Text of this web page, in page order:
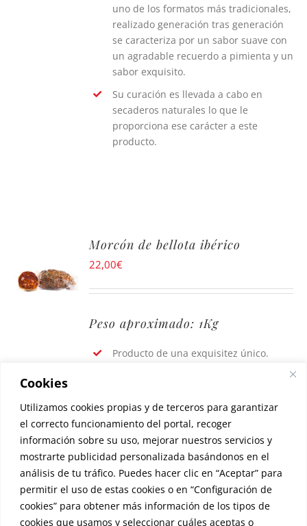
Cookies
Utilizamos cookies propias y de terceros para garantizar
el correcto funcionamiento del portal, recoger
información sobre su uso, mejorar nuestros servicios y
mostrarte publicidad personalizada basándonos en el
análisis de tu tráfico. Puedes hacer clic en “Aceptar” para
permitir el uso de estas cookies o en “Configuración de
cookies” para obtener más información de los tipos de
cookies que usamos y seleccionar cuáles aceptas o
uno de los formatos más tradicionales,
realizado generación tras generación
se caracteriza por un sabor suave con
un agradable recuerdo a pimienta y un
sabor exquisito.
Su curación es llevada a cabo en
secaderos naturales lo que le
proporciona ese carácter a este
producto.
CARRITO
Morcón de bellota ibérico
22,00€
Peso aproximado: 1Kg
Producto de una exquisitez único.
ibérico, picadas en gruesos y
mezcladas con un adobo especial
tradicional y embutido en tripa gruesa.
Se caracteriza por su sabor único y
especial en la boca del consumidor.